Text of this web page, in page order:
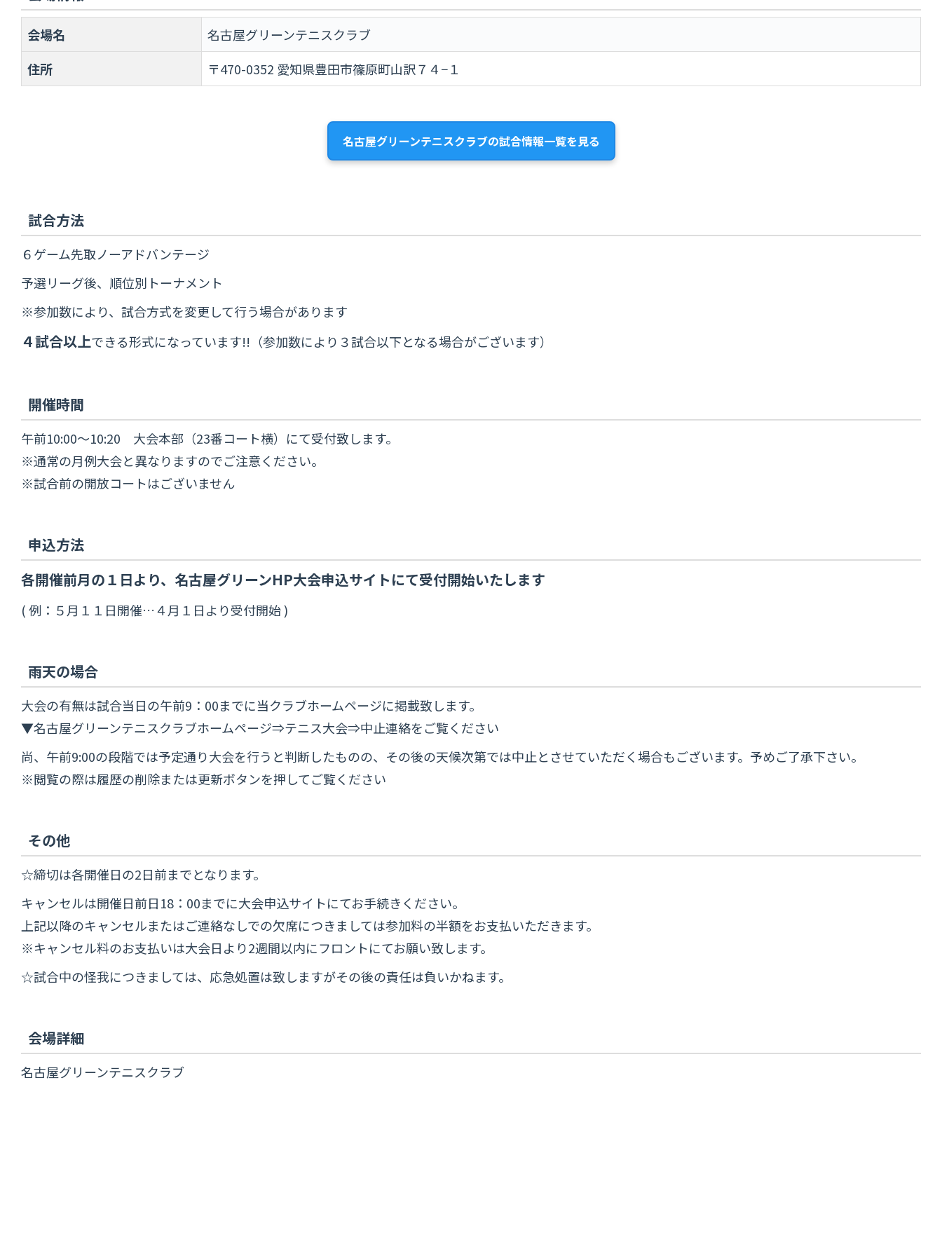
会場名
名古屋グリーンテニスクラブ
住所
〒470-0352 愛知県豊田市篠原町山訳７４−１
名古屋グリーンテニスクラブの試合情報一覧を見る
試合方法
６ゲーム先取ノーアドバンテージ
予選リーグ後、順位別トーナメント
※参加数により、試合方式を変更して行う場合があります
４試合以上できる形式になっています!!（参加数により３試合以下となる場合がございます）
開催時間
午前10:00～10:20 大会本部（23番コート横）にて受付致します。
※通常の月例大会と異なりますのでご注意ください。
※試合前の開放コートはございません
申込方法
各開催前月の１日より、名古屋グリーンHP大会申込サイトにて受付開始いたします
( 例：５月１１日開催…４月１日より受付開始 )
雨天の場合
大会の有無は試合当日の午前9：00までに当クラブホームページに掲載致します。
▼名古屋グリーンテニスクラブホームページ⇒テニス大会⇒中止連絡をご覧ください
尚、午前9:00の段階では予定通り大会を行うと判断したものの、その後の天候次第では中止とさせていただく場合もございます。予めご了承下さい。
※閲覧の際は履歴の削除または更新ボタンを押してご覧ください
その他
☆締切は各開催日の2日前までとなります。
キャンセルは開催日前日18：00までに大会申込サイトにてお手続きください。
上記以降のキャンセルまたはご連絡なしでの欠席につきましては参加料の半額をお支払いただきます。
※キャンセル料のお支払いは大会日より2週間以内にフロントにてお願い致します。
☆試合中の怪我につきましては、応急処置は致しますがその後の責任は負いかねます。
会場詳細
名古屋グリーンテニスクラブ